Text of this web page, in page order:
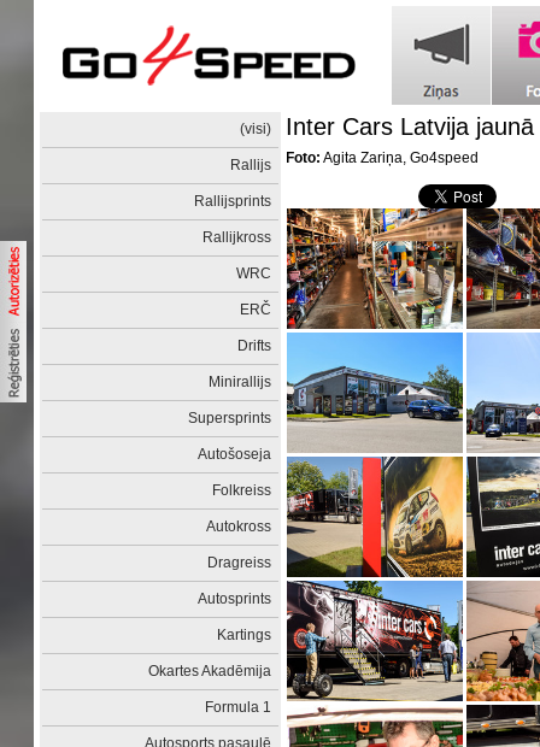
(visi)
Rallijs
Rallijsprints
Rallijkross
WRC
ERČ
Drifts
Minirallijs
Supersprints
Autošoseja
Folkreiss
Autokross
Dragreiss
Autosprints
Kartings
Okartes Akadēmija
Formula 1
Autosports pasaulē
Inter Cars Latvija
Foto: Agita Zariņa, Go4speed